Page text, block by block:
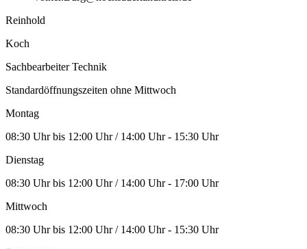
Reinhold
Koch
Sachbearbeiter Technik
Standardöffnungszeiten ohne Mittwoch
Montag
08:30 Uhr bis 12:00 Uhr / 14:00 Uhr - 15:30 Uhr
Dienstag
08:30 Uhr bis 12:00 Uhr / 14:00 Uhr - 17:00 Uhr
Mittwoch
08:30 Uhr bis 12:00 Uhr / 14:00 Uhr - 15:30 Uhr